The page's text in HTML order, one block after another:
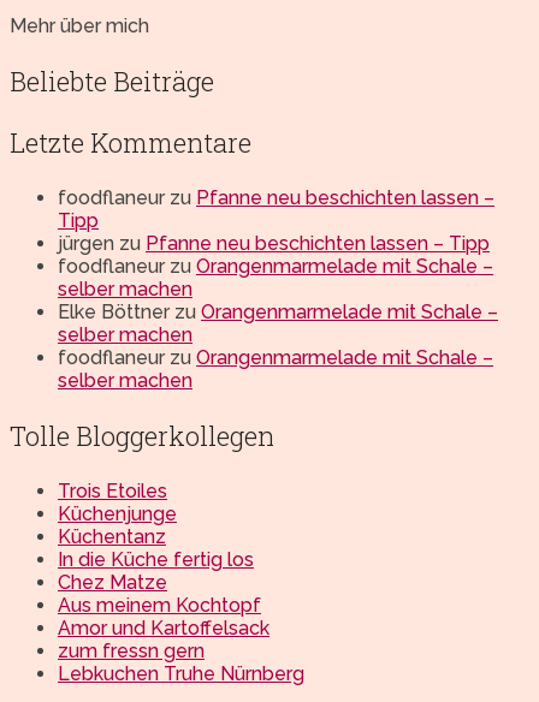
Mehr über mich
Beliebte Beiträge
Letzte Kommentare
foodflaneur zu Pfanne neu beschichten lassen –
Tipp
jürgen zu Pfanne neu beschichten lassen – Tipp
foodflaneur zu Orangenmarmelade mit Schale –
selber machen
Elke Böttner zu Orangenmarmelade mit Schale –
selber machen
foodflaneur zu Orangenmarmelade mit Schale –
selber machen
Tolle Bloggerkollegen
Trois Etoiles
Küchenjunge
Küchentanz
In die Küche fertig los
Chez Matze
Aus meinem Kochtopf
Amor und Kartoffelsack
zum fressn gern
Lebkuchen Truhe Nürnberg